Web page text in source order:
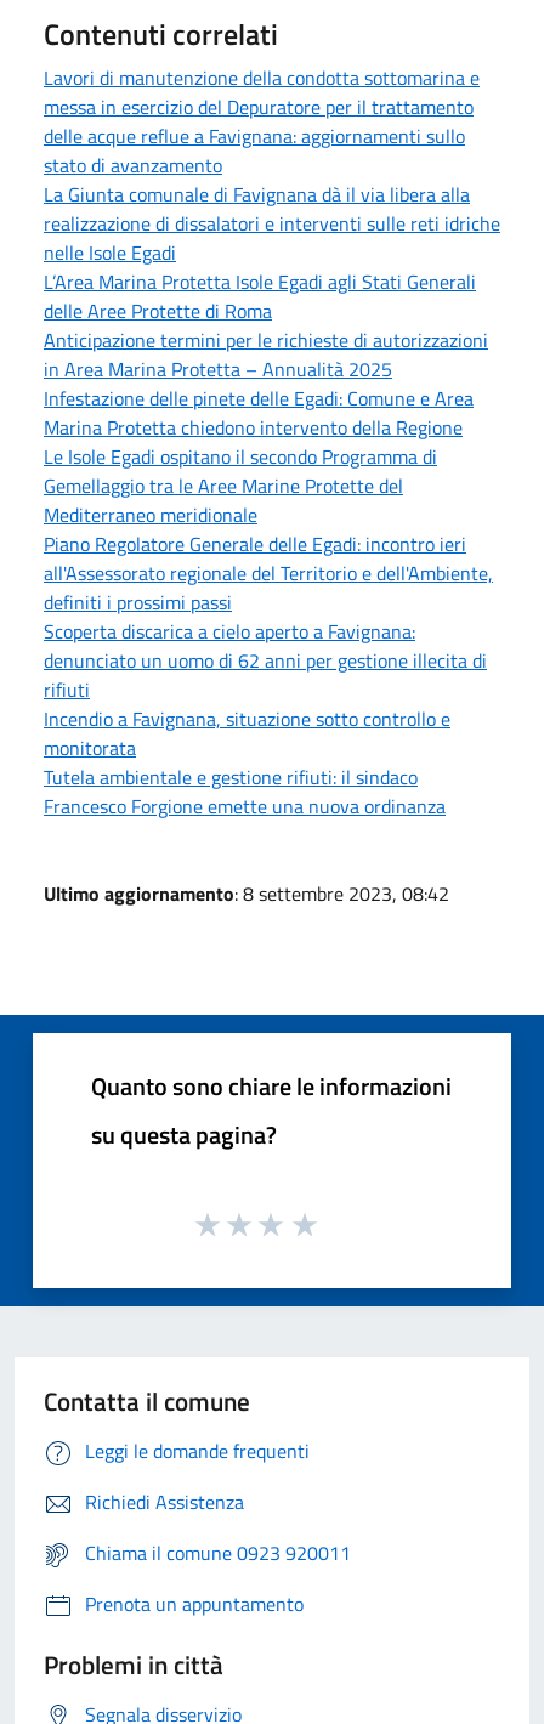
Contenuti correlati
Lavori di manutenzione della condotta sottomarina e
messa in esercizio del Depuratore per il trattamento
delle acque reflue a Favignana: aggiornamenti sullo
stato di avanzamento
La Giunta comunale di Favignana dà il via libera alla
realizzazione di dissalatori e interventi sulle reti idriche
nelle Isole Egadi
L’Area Marina Protetta Isole Egadi agli Stati Generali
delle Aree Protette di Roma
Anticipazione termini per le richieste di autorizzazioni
in Area Marina Protetta – Annualità 2025
Infestazione delle pinete delle Egadi: Comune e Area
Marina Protetta chiedono intervento della Regione
Le Isole Egadi ospitano il secondo Programma di
Gemellaggio tra le Aree Marine Protette del
Mediterraneo meridionale
Piano Regolatore Generale delle Egadi: incontro ieri
all'Assessorato regionale del Territorio e dell'Ambiente,
definiti i prossimi passi
Scoperta discarica a cielo aperto a Favignana:
denunciato un uomo di 62 anni per gestione illecita di
rifiuti
Incendio a Favignana, situazione sotto controllo e
monitorata
Tutela ambientale e gestione rifiuti: il sindaco
Francesco Forgione emette una nuova ordinanza
Ultimo aggiornamento: 8 settembre 2023, 08:42
Quanto sono chiare le informazioni
su questa pagina?
Contatta il comune
Leggi le domande frequenti
Richiedi Assistenza
Chiama il comune 0923 920011
Prenota un appuntamento
Problemi in città
Segnala disservizio